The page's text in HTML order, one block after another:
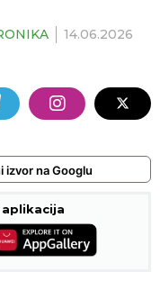
14.06.2026
izvor na Googlu